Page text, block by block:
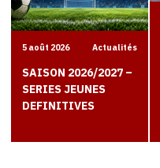
5 août 2026 Actualités
SAISON 2026/2027 –
SERIES JEUNES
DEFINITIVES